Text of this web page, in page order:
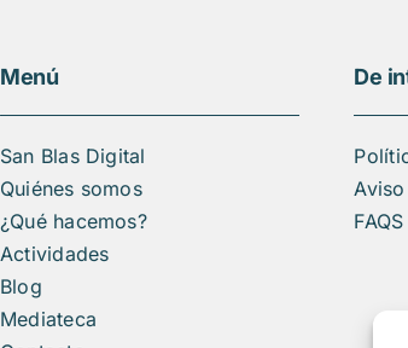
Menú
San Blas Digital
Quiénes somos
¿Qué hacemos?
Actividades
Blog
Mediateca
De
FAQS